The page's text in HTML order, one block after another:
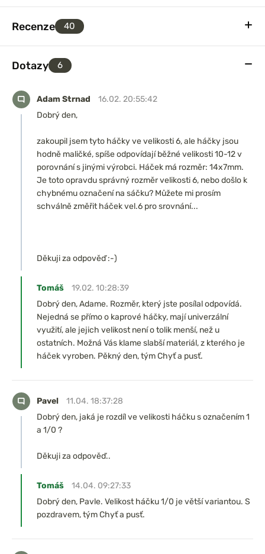
Recenze 40
Dotazy 6
Adam Strnad
16.02. 20:55:42
Dobrý den,
zakoupil jsem tyto háčky ve velikosti 6, ale háčky jsou
hodně maličké, spíše odpovídají běžné velikosti 10-12 v
porovnání s jinými výrobci. Háček má rozměr: 14x7mm.
Je toto opravdu správný rozměr velikosti 6, nebo došlo k
chybnému označení na sáčku? Můžete mi prosím
schválně změřit háček vel.6 pro srovnání...
Děkuji za odpověď :-)
Tomáš
19.02. 10:28:39
Dobrý den, Adame. Rozměr, který jste posílal odpovídá.
Nejedná se přímo o kaprové háčky, mají univerzální
využití, ale jejich velikost není o tolik menší, než u
ostatních. Možná Vás klame slabší materiál, z kterého je
háček vyroben. Pěkný den, tým Chyť a pusť.
Pavel
11.04. 18:37:28
Dobrý den, jaká je rozdíl ve velikosti háčku s označením 1
a 1/0 ?
Děkuji za odpověď..
Tomáš
14.04. 09:27:33
Dobrý den, Pavle. Velikost háčku 1/0 je větší variantou. S
pozdravem, tým Chyť a pusť.